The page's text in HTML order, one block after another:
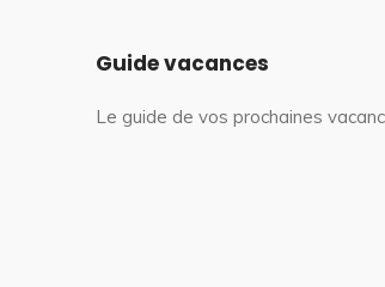
Guide vacances
Le guide de vos prochaines